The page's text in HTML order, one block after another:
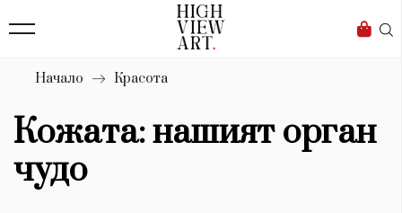
Бизнес
Мода
Dialogue
Изкуство
4340
Начало Красота
Кожата: нашият орган
чудо